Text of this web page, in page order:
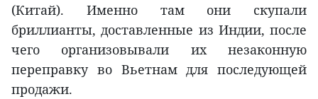
(Китай). Именно там они скупали
бриллианты, доставленные из Индии, после
чего организовывали их незаконную
переправку во Вьетнам для последующей
продажи.